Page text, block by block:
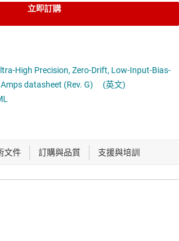
立即訂購
Precision, Zero-Drift, Low-Input-Bias-
Current Op Amps datasheet (Rev. G)
(英文)